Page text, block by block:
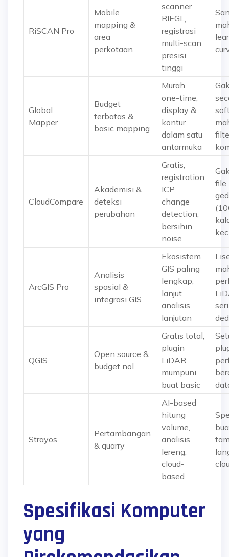
RiSCAN Pro
Mobile
mapping &
area
perkotaan
scanner
RIEGL,
registrasi
multi-scan
presisi
tinggi
Global
Mapper
Budget
terbatas &
basic mapping
Murah
one-time,
display &
kontur
dalam satu
antarmuka
CloudCompare
Akademisi &
deteksi
perubahan
Gratis,
registration
ICP,
change
detection,
bersihin
noise
file
ArcGIS Pro
Analisis
spasial &
integrasi GIS
Ekosistem
GIS paling
lengkap,
lanjut
analisis
lanjutan
QGIS
Open source &
budget nol
Gratis total,
plugin
LiDAR
mumpuni
buat basic
Strayos
Pertambangan
& quarry
AI-based
hitung
volume,
analisis
lereng,
cloud-
based
Spesifikasi Komputer
yang